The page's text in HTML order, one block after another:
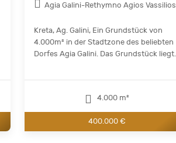
Agia Galini-Rethymno Agios Vassilios
Kreta, Ag. Galini, Ein Grundstück von
4.000m² in der Stadtzone des beliebten
Dorfes Agia Galini. Das Grundstück liegt...
4.000 m²
400.000 €